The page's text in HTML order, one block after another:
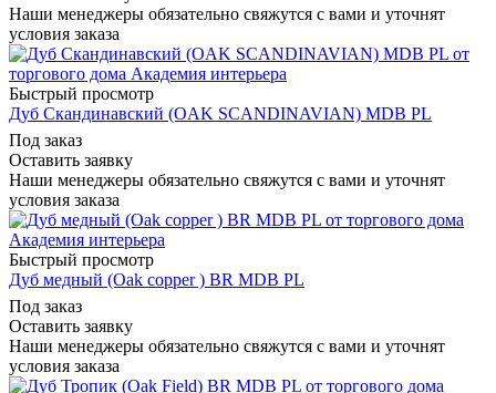
Наши менеджеры обязательно свяжутся с вами и уточнят
условия заказа
Быстрый просмотр
Дуб Скандинавский (OAK SCANDINAVIAN) MDB PL
Под заказ
Оставить заявку
Наши менеджеры обязательно свяжутся с вами и уточнят
условия заказа
Быстрый просмотр
Дуб медный (Oak copper ) BR MDB PL
Под заказ
Оставить заявку
Наши менеджеры обязательно свяжутся с вами и уточнят
условия заказа